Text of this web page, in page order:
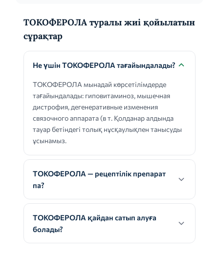
ТОКОФЕРОЛА туралы жиі қойылатын
сұрақтар
Не үшін ТОКОФЕРОЛА тағайындалады?
ТОКОФЕРОЛА мынадай көрсетілімдерде
тағайындалады: гиповитаминоз, мышечная
дистрофия, дегенеративные изменения
связочного аппарата (в т. Қолданар алдында
тауар бетіндегі толық нұсқаулықпен танысуды
ұсынамыз.
ТОКОФЕРОЛА — рецептілік препарат
па?
ТОКОФЕРОЛА қайдан сатып алуға
болады?